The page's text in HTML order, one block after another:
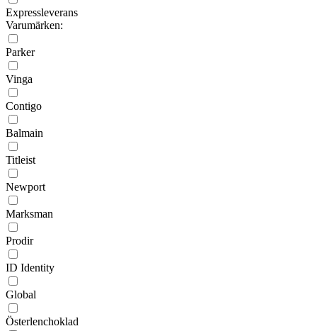
Expressleverans
Varumärken:
Parker
Vinga
Contigo
Balmain
Titleist
Newport
Marksman
Prodir
ID Identity
Global
Österlenchoklad